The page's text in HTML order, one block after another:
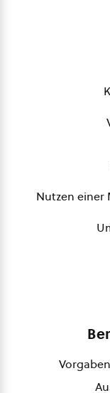
Nutzen einer